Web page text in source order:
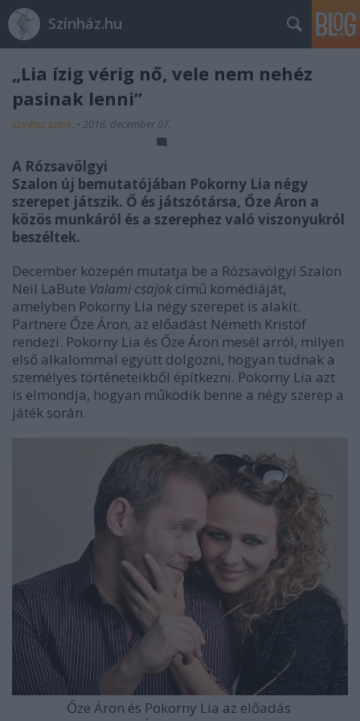
Színház.hu
„Lia ízig vérig nő, vele nem nehéz
pasinak lenni”
szinhaz szerk. • 2016. december 07.
A Rózsavölgyi
Szalon új bemutatójában Pokorny Lia négy
szerepet játszik. Ő és játszótársa, Őze Áron a
közös munkáról és a szerephez való viszonyukról
beszéltek.
December közepén mutatja be a Rózsavölgyi Szalon
Neil LaBute Valami csajok című komédiáját,
amelyben Pokorny Lia négy szerepet is alakít.
Partnere Őze Áron, az előadást Németh Kristóf
rendezi. Pokorny Lia és Őze Áron mesél arról, milyen
első alkalommal együtt dolgozni, hogyan tudnak a
személyes történeteikből építkezni. Pokorny Lia azt
is elmondja, hogyan működik benne a négy szerep a
játék során.
Őze Áron és Pokorny Lia az előadás